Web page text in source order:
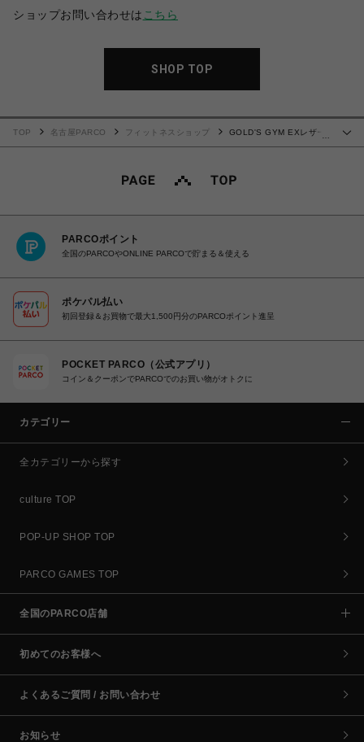
ショップお問い合わせは こちら
SHOP TOP
TOP 名古屋PARCO フィットネスショップ
GOLD'S GYM EXレザー
PARCOポイント
全国のPARCOやONLINE PARCOで貯まる＆使える
ポケパル払い
初回登録＆お買物で最大1,500円分のPARCOポイント進呈
POCKET PARCO（公式アプリ）
コイン＆クーポンでPARCOでのお買い物がオトクに
カテゴリー
全カテゴリーから探す
culture TOP
POP-UP SHOP TOP
PARCO GAMES TOP
全国のPARCO店舗
初めてのお客様へ
よくあるご質問 / お問い合わせ
お知らせ